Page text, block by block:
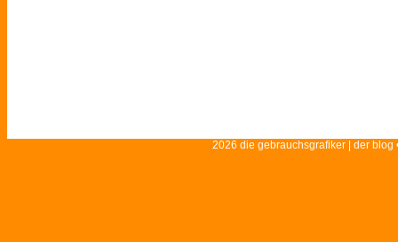
2026 die gebrauchsgrafiker | der blog